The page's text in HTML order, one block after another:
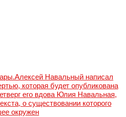
Навальный написал
которая будет опубликована
его вдова Юлия Навальная,
о существовании которого
окружен